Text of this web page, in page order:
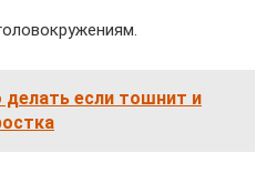
делать если тошнит и